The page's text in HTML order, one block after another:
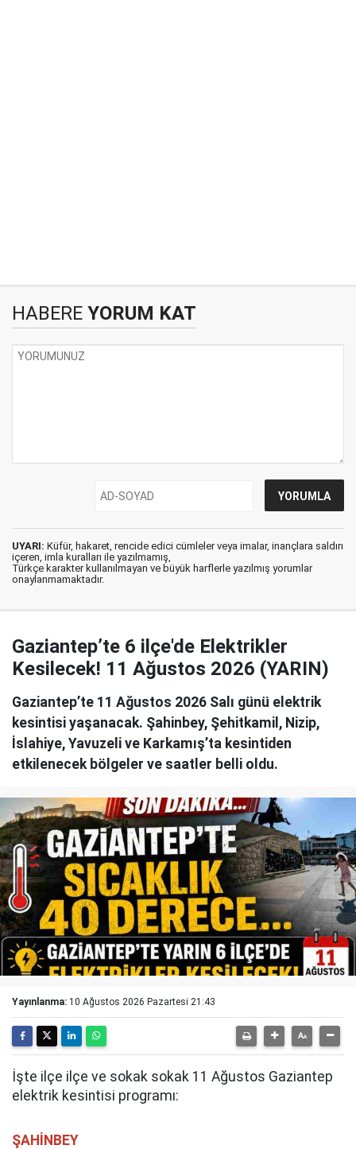
HABERE YORUM KAT
UYARI: Küfür, hakaret, rencide edici cümleler veya imalar, inançlara saldırı
içeren, imla kuralları ile yazılmamış,
Türkçe karakter kullanılmayan ve büyük harflerle yazılmış yorumlar
onaylanmamaktadır.
Gaziantep’te 6 ilçe'de Elektrikler
Kesilecek! 11 Ağustos 2026 (YARIN)
Gaziantep’te 11 Ağustos 2026 Salı günü elektrik
kesintisi yaşanacak. Şahinbey, Şehitkamil, Nizip,
İslahiye, Yavuzeli ve Karkamış’ta kesintiden
etkilenecek bölgeler ve saatler belli oldu.
Yayınlanma: 10 Ağustos 2026 Pazartesi 21:43
İşte ilçe ilçe ve sokak sokak 11 Ağustos Gaziantep
elektrik kesintisi programı:
ŞAHİNBEY